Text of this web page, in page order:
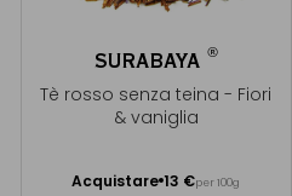
SURABAYA ®
Tè rosso senza teina - Fiori
& vaniglia
Acquistare 13 €per 100g
Aggiungere